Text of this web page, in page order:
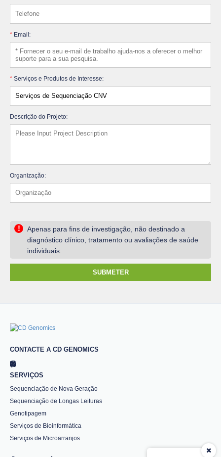
* Email:
* Serviços e Produtos de Interesse:
Descrição do Projeto:
Organização:
!
Apenas para fins de investigação, não destinado a
diagnóstico clínico, tratamento ou avaliações de saúde
individuais.
SUBMETER
CONTACTE A CD GENOMICS
SERVIÇOS
Sequenciação de Nova Geração
Sequenciação de Longas Leituras
Genotipagem
Serviços de Bioinformática
Serviços de Microarranjos